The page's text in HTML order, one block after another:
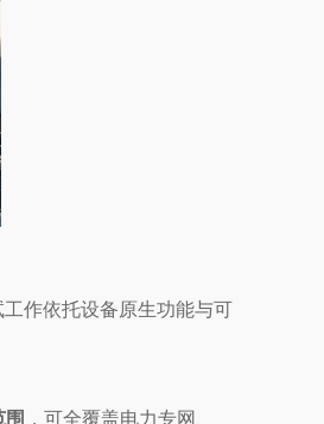
作依托设备原生功能与可
，可全覆盖电力专网、